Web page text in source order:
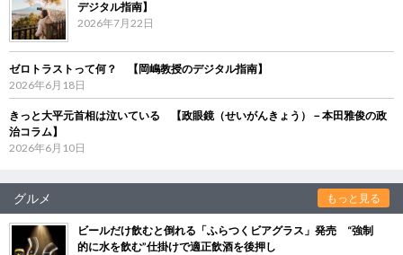
デジタル指南】
2026年7月22日
ゼロトラストって何？ 【岡嶋教授のデジタル指南】
2026年6月18日
きっと大平元首相は泣いている 【政眼鏡（せいがんきょう）－本田雅俊の政
治コラム】
2026年6月10日
グルメ もっと見る
ビールだけ飲むと倒れる「ふらつくビアグラス」発売 “強制
的に水を飲む”仕掛けで適正飲酒を後押し